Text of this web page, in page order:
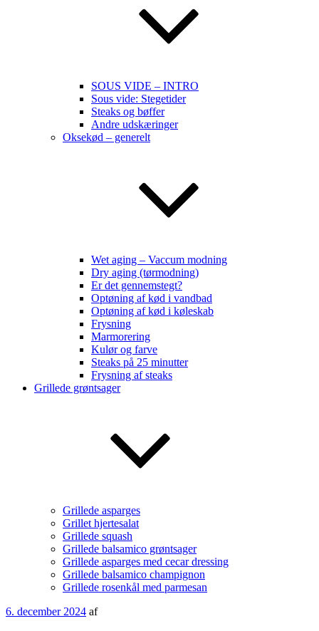
SOUS VIDE – INTRO
Sous vide: Stegetider
Steaks og bøffer
Andre udskæringer
Oksekød – generelt
Wet aging – Vaccum modning
Dry aging (tørmodning)
Er det gennemstegt?
Optøning af kød i vandbad
Optøning af kød i køleskab
Frysning
Marmorering
Kulør og farve
Steaks på 25 minutter
Frysning af steaks
Grillede grøntsager
Grillede asparges
Grillet hjertesalat
Grillede squash
Grillede balsamico grøntsager
Grillede asparges med cecar dressing
Grillede balsamico champignon
Grillede rosenkål med parmesan
Udgivet
6. december 2024 af